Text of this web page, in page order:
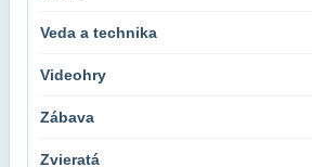
Veda a technika
Videohry
Zábava
Zvieratá